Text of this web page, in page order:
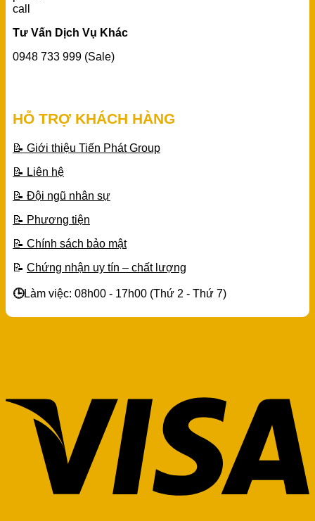
Tư Vấn Dịch Vụ Khác
0948 733 999 (Sale)
HỖ TRỢ KHÁCH HÀNG
📝 Giới thiệu Tiến Phát Group
📝 Liên hệ
📝 Đội ngũ nhân sự
📝 Phương tiện
📝 Chính sách bảo mật
📝 Chứng nhận uy tín – chất lượng
🕒Làm việc: 08h00 - 17h00 (Thứ 2 - Thứ 7)